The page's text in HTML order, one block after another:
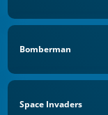
Bomberman
Space Invaders